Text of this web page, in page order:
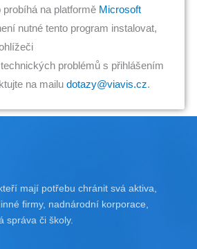
probíhá na platformě Microsoft
nutné tento program instalovat,
problémů s přihlášením
na mailu dotazy@viavis.cz.
mají potřebu chránit svá aktiva,
firmy, nadnárodní korporace,
správa či školy.